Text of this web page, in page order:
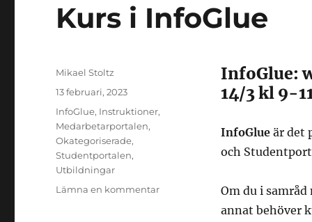
Kurs i InfoGlue
InfoGlue:
14/3 kl 9-
InfoGlueär det
och
Om du i
annat behöver
Författare
Mikael Stoltz
Postat
13 februari, 2023
Kategorier
InfoGlue, Instruktioner,
Medarbetarportalen,
Okategoriserade,
Studentportalen,
Utbildningar
Lämna en kommentartill